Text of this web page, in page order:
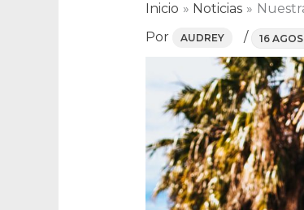
Inicio Noticias
Por
AUDREY / 16